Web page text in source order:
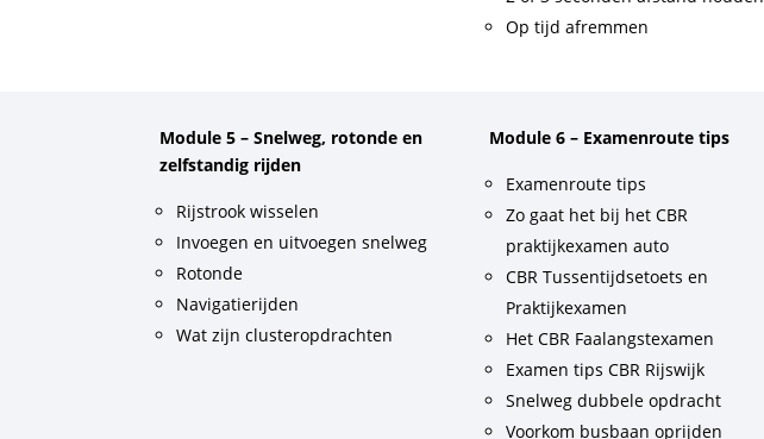
Op tijd afremmen
Module 5 – Snelweg, rotonde en
zelfstandig rijden
Rijstrook wisselen
Invoegen en uitvoegen snelweg
Rotonde
Navigatierijden
Wat zijn clusteropdrachten
Module 6 – Examenroute tips
Examenroute tips
Zo gaat het bij het CBR
praktijkexamen auto
CBR Tussentijdsetoets en
Praktijkexamen
Het CBR Faalangstexamen
Examen tips CBR Rijswijk
Snelweg dubbele opdracht
Voorkom busbaan oprijden